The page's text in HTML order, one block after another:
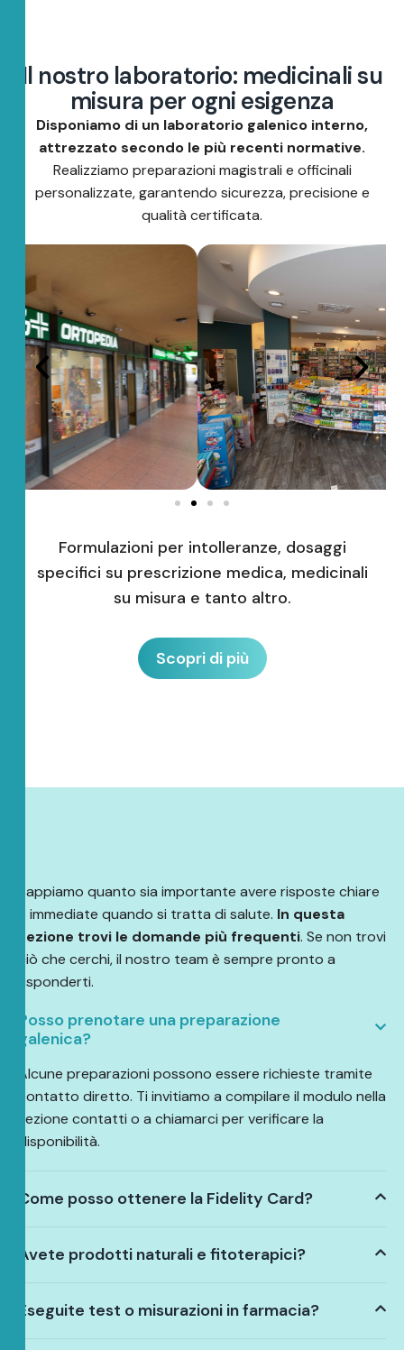
Il nostro laboratorio: medicinalisu
misura per ogni esigenza
Disponiamo di un laboratorio galenico interno,
attrezzato secondo le più recenti normative.
Realizziamo preparazioni magistrali e officinali
personalizzate, garantendo sicurezza, precisione e
qualità certificata.
Formulazioni per intolleranze, dosaggi
specifici su prescrizione medica, medicinali
su misura e tanto altro.
Scopri di più
Sappiamo quanto sia importante avere risposte chiare
e immediate quando si tratta di salute. In questa
sezione trovi le domande più frequenti. Se non trovi
ciò che cerchi, il nostro team è sempre pronto a
risponderti.
Posso prenotare una preparazione
galenica?
Alcune preparazioni possono essere richieste tramite
contatto diretto. Ti invitiamo a compilare il modulo nella
sezione contatti o a chiamarci per verificare la
disponibilità.
Come posso ottenere la Fidelity Card?
Avete prodotti naturali e fitoterapici?
Eseguite test o misurazioni in farmacia?